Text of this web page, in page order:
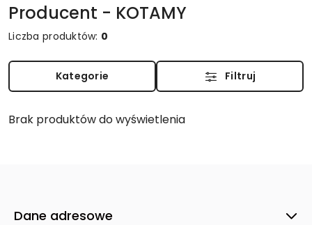
Producent - KOTAMY
Liczba produktów: 0
Kategorie Filtruj
Brak produktów do wyświetlenia
Dane adresowe